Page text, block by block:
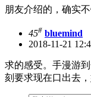
朋友介绍的，确实
45# bluemind
2018-11-21
求的感受。手漫游
刻要求现在口出去